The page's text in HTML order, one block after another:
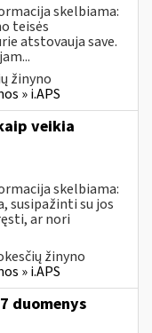
skelbiama:
teisės
atstovauja save.
žinyno
» i.APS
veikia
skelbiama:
susipažinti su jos
ar nori
žinyno
» i.APS
duomenys